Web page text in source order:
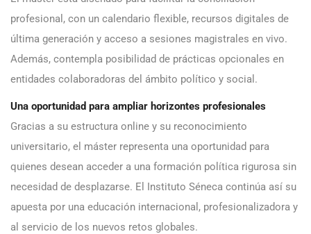
profesional, con un calendario flexible, recursos digitales de
última generación y acceso a sesiones magistrales en vivo.
Además, contempla posibilidad de prácticas opcionales en
entidades colaboradoras del ámbito político y social.
Una oportunidad para ampliar horizontes profesionales
Gracias a su estructura online y su reconocimiento
universitario, el máster representa una oportunidad para
quienes desean acceder a una formación política rigurosa sin
necesidad de desplazarse. El Instituto Séneca continúa así su
apuesta por una educación internacional, profesionalizadora y
al servicio de los nuevos retos globales.